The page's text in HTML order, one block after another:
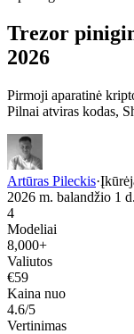
Trezor
2026
Pirmoji aparatinė
Pilnai atviras kodas,
Artūras Pileckis·
2026 m. balandžio 1 d.
4
Modeliai
8,000+
Valiutos
€59
Kaina nuo
4.6/5
Vertinimas